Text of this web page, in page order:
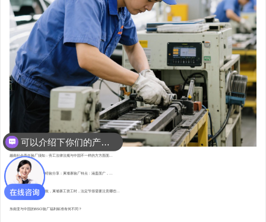
越南社会责任验厂须知：劳工法律法规与中国不一样的方方面面...
东南亚资深验厂顾问的经验分享：柬埔寨验厂特点 : 涵盖面广，...
直赴柬埔寨，为验厂护航，柬埔寨工资工时，法定节假需要注意哪些...
东南亚与中国的BSCI验厂福利标准有何不同？